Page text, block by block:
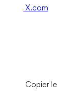
X.com
Copier le